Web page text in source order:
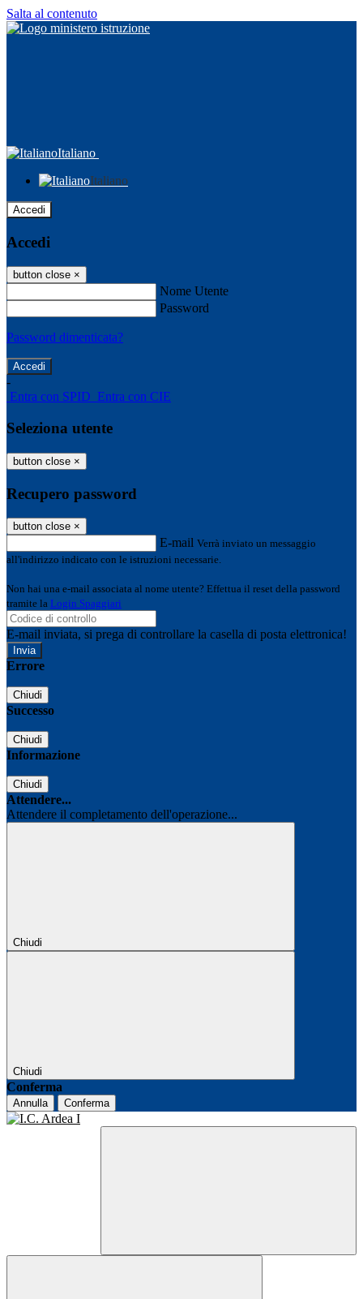
Salta al contenuto
Italiano
Italiano
Accedi
Accedi
button close ×
Nome Utente
Password
Password dimenticata?
-
Entra con SPID Entra con CIE
Seleziona utente
button close ×
Recupero password
button close ×
E-mail Verrà inviato un messaggio
all'indirizzo indicato con le istruzioni necessarie.
Non hai una e-mail associata al nome utente? Effettua il reset della password
tramite la Login Spaggiari
E-mail inviata, si prega di controllare la casella di posta elettronica!
Errore
Chiudi
Successo
Chiudi
Informazione
Chiudi
Attendere...
Attendere il completamento dell'operazione...
Chiudi
Chiudi
Conferma
Annulla Conferma